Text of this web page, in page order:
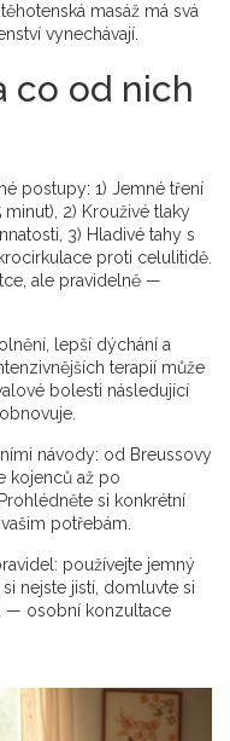
masáž má svá
vynechávají.
co od nich
postupy: 1) Jemné tření
2) Krouživé tlaky
3) Hladivé tahy s
proti celulitidě.
ale pravidelně —
lepší dýchání a
terapií může
bolesti následující
návody: od Breussovy
kojenců až po
si konkrétní
potřebám.
používejte jemný
nejste jistí, domluvte si
— osobní konzultace